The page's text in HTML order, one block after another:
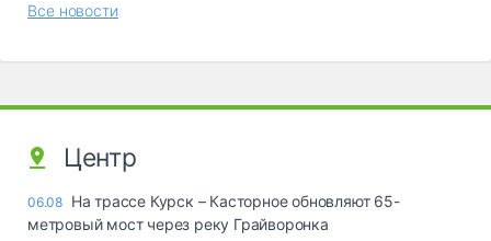
Все новости
Центр
06.08 На трассе Курск – Касторное обновляют 65-
метровый мост через реку Грайворонка